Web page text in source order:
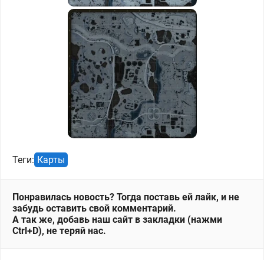
Теги: Карты
Понравилась новость? Тогда поставь ей лайк, и не
забудь оставить свой комментарий.
А так же, добавь наш сайт в закладки (нажми
Ctrl+D), не теряй нас.